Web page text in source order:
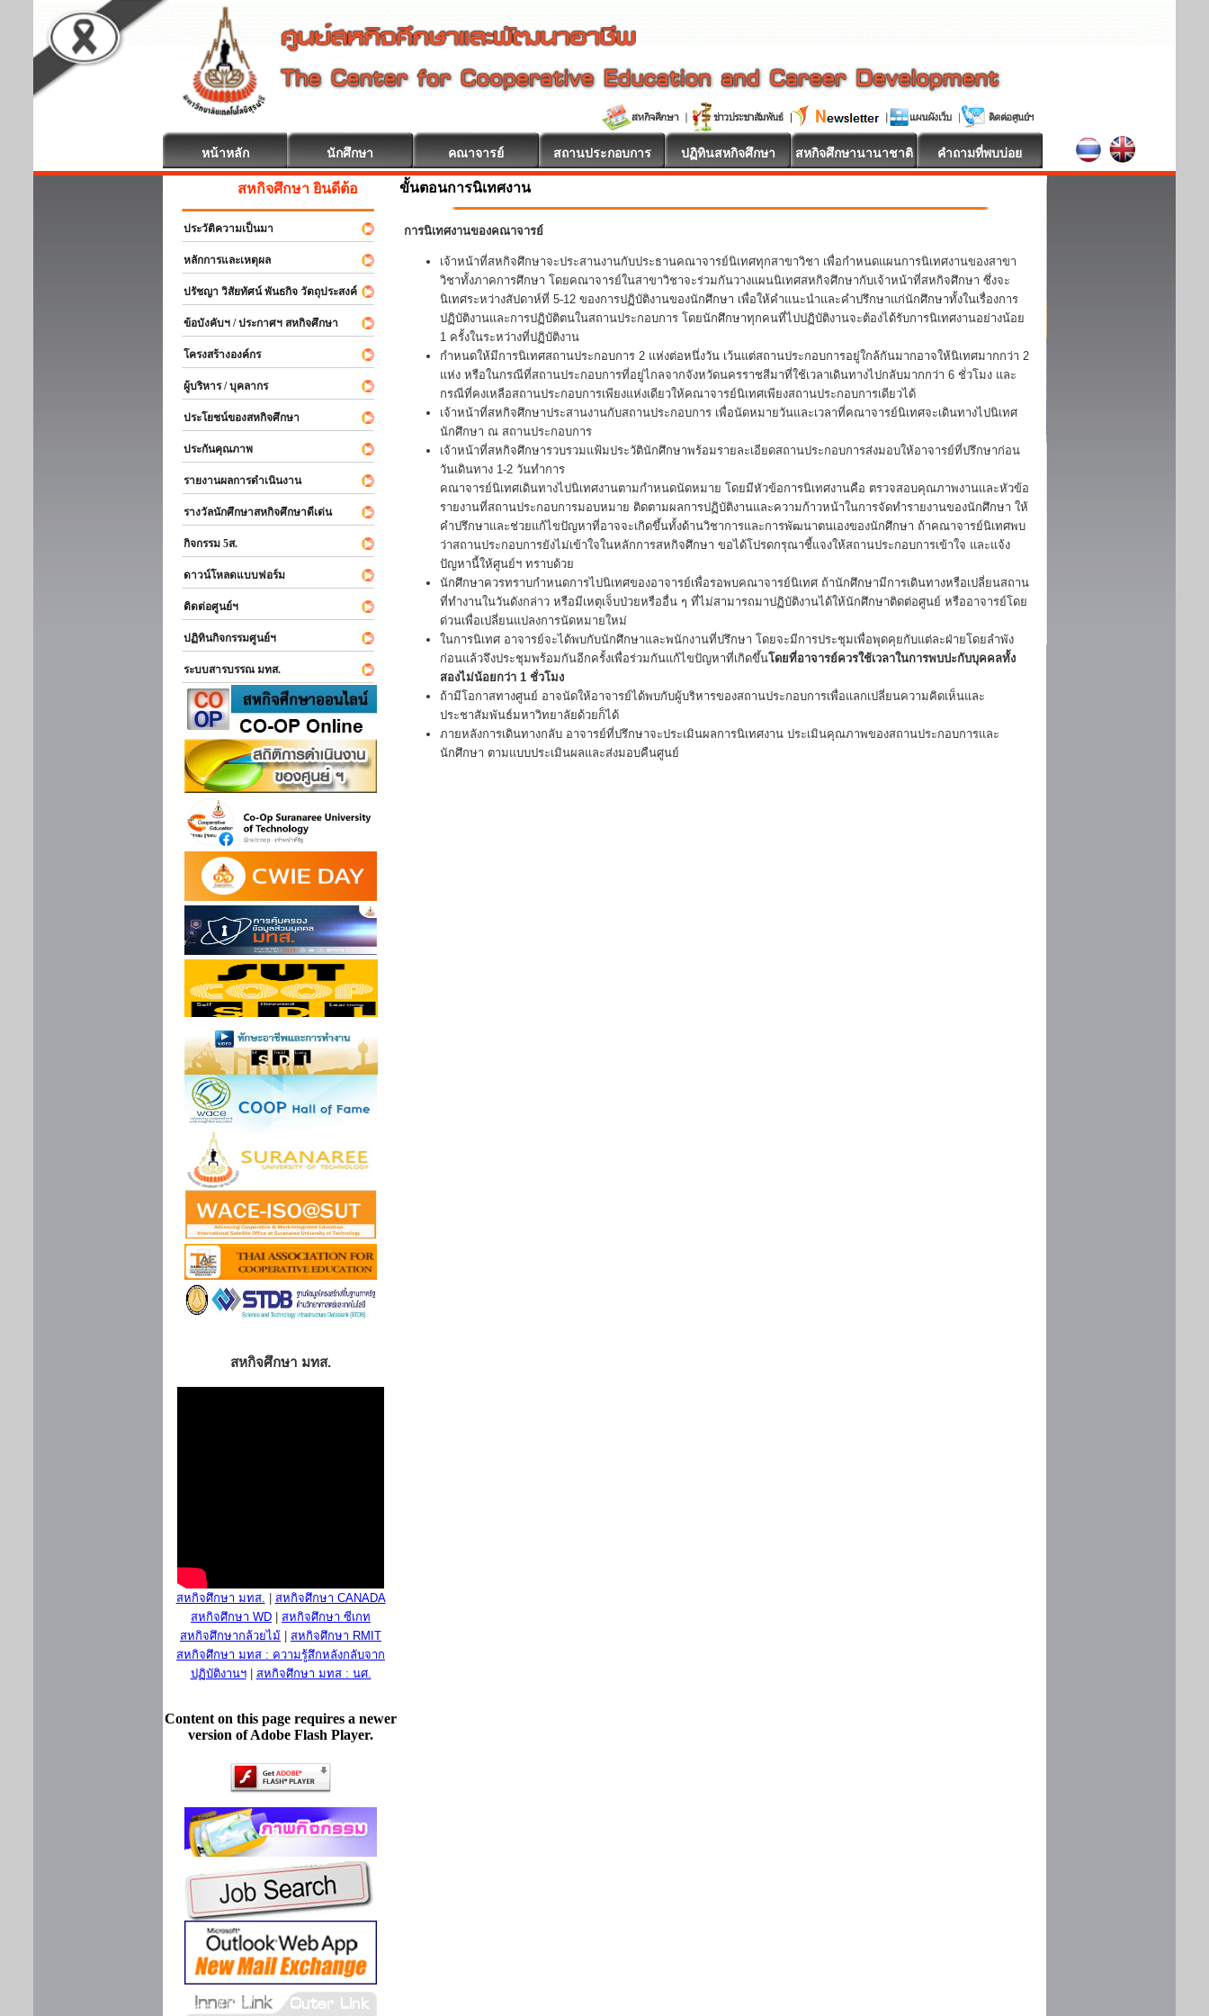
หน้าหลัก นักศึกษา คณาจารย์ สถานประกอบการ ปฏิทินสหกิจศึกษา สหกิจศึกษานานาชาติ คำถามที่พบบ่อย
สหกิจศึกษา ยินดีต้อนรับ
ประวัติความเป็นมา
หลักการและเหตุผล
ปรัชญา วิสัยทัศน์ พันธกิจ วัตถุประสงค์
ข้อบังคับฯ / ประกาศฯ สหกิจศึกษา
โครงสร้างองค์กร
ผู้บริหาร / บุคลากร
ประโยชน์ของสหกิจศึกษา
ประกันคุณภาพ
รายงานผลการดำเนินงาน
รางวัลนักศึกษาสหกิจศึกษาดีเด่น
กิจกรรม 5ส.
ดาวน์โหลดแบบฟอร์ม
ติดต่อศูนย์ฯ
ปฏิทินกิจกรรมศูนย์ฯ
ระบบสารบรรณ มทส.
สหกิจศึกษา มทส.
สหกิจศึกษา มทส.
สหกิจศึกษา CANADA
สหกิจศึกษา WD
สหกิจศึกษา ซีเกท
สหกิจศึกษากล้วยไม้
สหกิจศึกษา RMIT
สหกิจศึกษา มทส : ความรู้สึกหลังกลับจาก
ปฏิบัติงานฯ| สหกิจศึกษา มทส : นศ.
Content on this page requires a newer
version of Adobe Flash Player.
ขั้นตอนการนิเทศงาน
การนิเทศงานของคณาจารย์
เจ้าหน้าที่สหกิจศึกษาจะประสานงานกับประธานคณาจารย์นิเทศทุกสาขาวิชา เพื่อกำหนดแผนการนิเทศงานของสาขา
วิชาทั้งภาคการศึกษา โดยคณาจารย์ในสาขาวิชาจะร่วมกันวางแผนนิเทศสหกิจศึกษากับเจ้าหน้าที่สหกิจศึกษา ซึ่งจะ
นิเทศระหว่างสัปดาห์ที่ 5-12 ของการปฏิบัติงานของนักศึกษา เพื่อให้คำแนะนำและคำปรึกษาแก่นักศึกษาทั้งในเรื่องการ
ปฏิบัติงานและการปฏิบัติตนในสถานประกอบการ โดยนักศึกษาทุกคนที่ไปปฏิบัติงานจะต้องได้รับการนิเทศงานอย่างน้อย
1 ครั้งในระหว่างที่ปฏิบัติงาน
กำหนดให้มีการนิเทศสถานประกอบการ 2 แห่งต่อหนึ่งวัน เว้นแต่สถานประกอบการอยู่ใกล้กันมากอาจให้นิเทศมากกว่า 2
แห่ง หรือในกรณีที่สถานประกอบการที่อยู่ไกลจากจังหวัดนครราชสีมาที่ใช้เวลาเดินทางไปกลับมากกว่า 6 ชั่วโมง และ
กรณีที่คงเหลือสถานประกอบการเพียงแห่งเดียวให้คณาจารย์นิเทศเพียงสถานประกอบการเดียวได้
เจ้าหน้าที่สหกิจศึกษาประสานงานกับสถานประกอบการ เพื่อนัดหมายวันและเวลาที่คณาจารย์นิเทศจะเดินทางไปนิเทศ
นักศึกษา ณ สถานประกอบการ
เจ้าหน้าที่สหกิจศึกษารวบรวมแฟ้มประวัตินักศึกษาพร้อมรายละเอียดสถานประกอบการส่งมอบให้อาจารย์ที่ปรึกษาก่อน
วันเดินทาง 1-2 วันทำการ
คณาจารย์นิเทศเดินทางไปนิเทศงานตามกำหนดนัดหมาย โดยมีหัวข้อการนิเทศงานคือ ตรวจสอบคุณภาพงานและหัวข้อ
รายงานที่สถานประกอบการมอบหมาย ติดตามผลการปฏิบัติงานและความก้าวหน้าในการจัดทำรายงานของนักศึกษา ให้
คำปรึกษาและช่วยแก้ไขปัญหาที่อาจจะเกิดขึ้นทั้งด้านวิชาการและการพัฒนาตนเองของนักศึกษา ถ้าคณาจารย์นิเทศพบ
ว่าสถานประกอบการยังไม่เข้าใจในหลักการสหกิจศึกษา ขอได้โปรดกรุณาชี้แจงให้สถานประกอบการเข้าใจ และแจ้ง
ปัญหานี้ให้ศูนย์ฯ ทราบด้วย
นักศึกษาควรทราบกำหนดการไปนิเทศของอาจารย์เพื่อรอพบคณาจารย์นิเทศ ถ้านักศึกษามีการเดินทางหรือเปลี่ยนสถาน
ที่ทำงานในวันดังกล่าว หรือมีเหตุเจ็บป่วยหรืออื่น ๆ ที่ไม่สามารถมาปฏิบัติงานได้ให้นักศึกษาติดต่อศูนย์ หรืออาจารย์โดย
ด่วนเพื่อเปลี่ยนแปลงการนัดหมายใหม่
ในการนิเทศ อาจารย์จะได้พบกับนักศึกษาและพนักงานที่ปรึกษา โดยจะมีการประชุมเพื่อพุดคุยกับแต่ละฝ่ายโดยลำพัง
ก่อนแล้วจึงประชุมพร้อมกันอีกครั้งเพื่อร่วมกันแก้ไขปัญหาที่เกิดขึ้นโดยที่อาจารย์ควรใช้เวลาในการพบปะกับบุคคลทั้ง
สองไม่น้อยกว่า 1 ชั่วโมง
ถ้ามีโอกาสทางศูนย์ อาจนัดให้อาจารย์ได้พบกับผู้บริหารของสถานประกอบการเพื่อแลกเปลี่ยนความคิดเห็นและ
ประชาสัมพันธ์มหาวิทยาลัยด้วยก็ได้
ภายหลังการเดินทางกลับ อาจารย์ที่ปรึกษาจะประเมินผลการนิเทศงาน ประเมินคุณภาพของสถานประกอบการและ
นักศึกษา ตามแบบประเมินผลและส่งมอบคืนศูนย์